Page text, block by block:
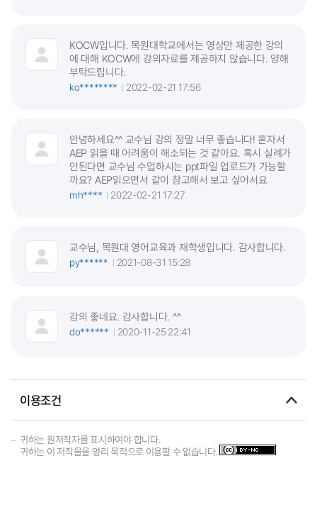
KOCW입니다. 목원대학교에서는 영상만 제공한 강의
에 대해 KOCW에 강의자료를 제공하지 않습니다. 양해
부탁드립니다.
ko********
2022-02-21 17:56
안녕하세요^^ 교수님 강의 정말 너무 좋습니다! 혼자서
AEP 읽을 때 어려움이 해소되는 것 같아요. 혹시 실례가
안된다면 교수님 수업하시는 ppt파일 업로드가 가능할
까요? AEP읽으면서 같이 참고해서 보고 싶어서요
mh****
2022-02-21 17:27
교수님, 목원대 영어교육과 재학생입니다. 감사합니다.
py******
2021-08-31 15:28
강의 좋네요. 감사합니다. ^^
do******
2020-11-25 22:41
이용조건
귀하는 원저작자를 표시하여야 합니다.
귀하는 이 저작물을 영리 목적으로 이용할 수 없습니다.